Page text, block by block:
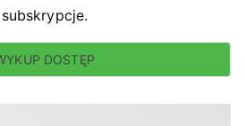
subskrypcje.
DOSTĘP